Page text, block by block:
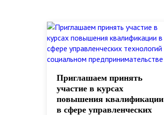
Приглашаем принять
участие в курсах
повышения квалификации
в сфере управленческих